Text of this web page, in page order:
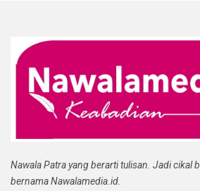
Nawala Patra yang berarti tulisan. Jadi cikal
bernama Nawalamedia.id.